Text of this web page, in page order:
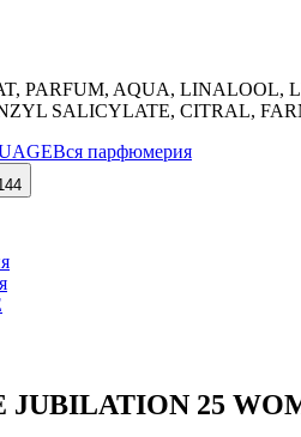
PARFUM, AQUA, LINALOOL,
SALICYLATE, CITRAL,
Вся парфюмерия
JUBILATION 25